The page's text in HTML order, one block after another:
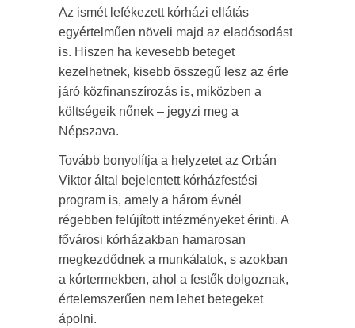
Az ismét lefékezett kórházi ellátás
egyértelműen növeli majd az eladósodást
is. Hiszen ha kevesebb beteget
kezelhetnek, kisebb összegű lesz az érte
járó közfinanszírozás is, miközben a
költségeik nőnek – jegyzi meg a
Népszava.
Tovább bonyolítja a helyzetet az Orbán
Viktor által bejelentett kórházfestési
program is, amely a három évnél
régebben felújított intézményeket érinti. A
fővárosi kórházakban hamarosan
megkezdődnek a munkálatok, s azokban
a kórtermekben, ahol a festők dolgoznak,
értelemszerűen nem lehet betegeket
ápolni.